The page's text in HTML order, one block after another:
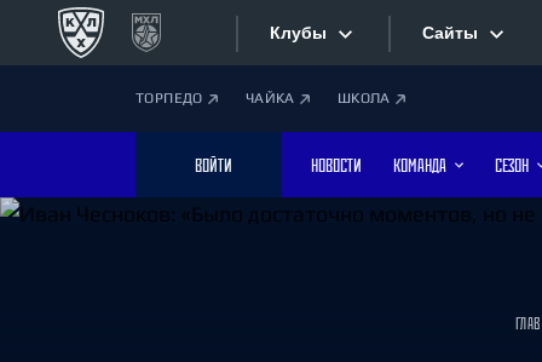
Клубы
Дивизион Боброва
Лада
Сайты
ТОРПЕДО ЧАЙКА ШКОЛА
ВОЙТИ НОВОСТИ КОМАНДА СЕЗОН